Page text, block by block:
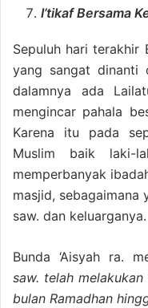
I’tikaf Bersama
Sepuluh hari terakhir
yang sangat dinanti
dalamnya ada
mengincar pahala
Karena itu pada
Muslim baik laki-
memperbanyak
masjid, sebagaimana
saw. dan keluarganya.
Bunda ‘Aisyah ra.
saw. telah
bulan Ramadhan